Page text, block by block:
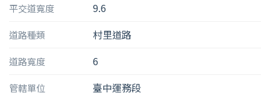
平交道寬度 9.6
道路種類 村里道路
道路寬度 6
管轄單位 臺中運務段